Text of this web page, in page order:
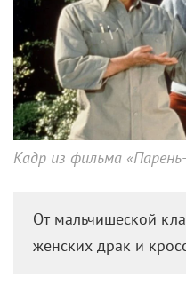
Кадр из фильма
От мальчишеской
Казалось бы, кому